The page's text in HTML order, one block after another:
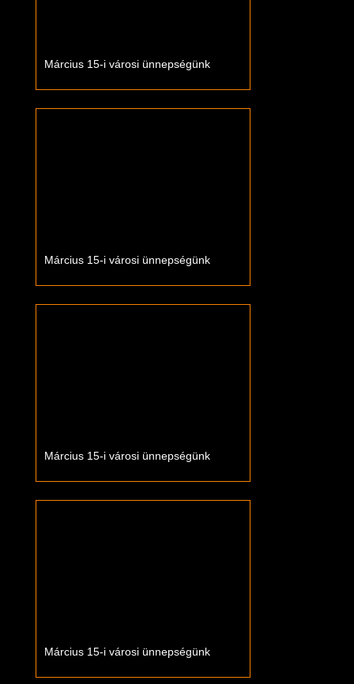
Március 15-i városi ünnepségünk
Március 15-i városi ünnepségünk
Március 15-i városi ünnepségünk
Március 15-i városi ünnepségünk